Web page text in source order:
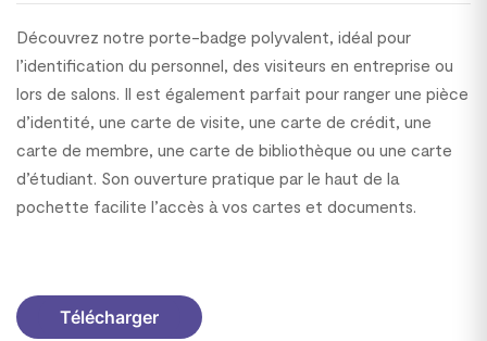
Découvrez notre porte-badge polyvalent, idéal pour
l’identification du personnel, des visiteurs en entreprise ou
lors de salons. Il est également parfait pour ranger une pièce
d’identité, une carte de visite, une carte de crédit, une
carte de membre, une carte de bibliothèque ou une carte
d’étudiant. Son ouverture pratique par le haut de la
pochette facilite l’accès à vos cartes et documents.
Télécharger